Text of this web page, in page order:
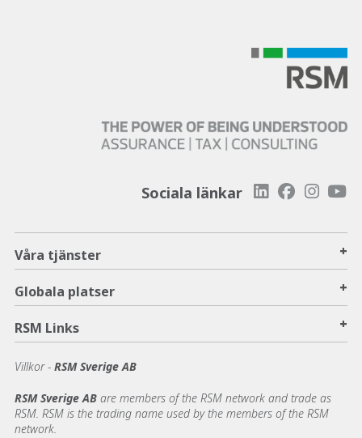
Sociala länkar
Våra tjänster +
Globala platser +
RSM Links +
Villkor - RSM Sverige AB
RSM Sverige AB are members of the RSM network and trade as
RSM. RSM is the trading name used by the members of the RSM
network.